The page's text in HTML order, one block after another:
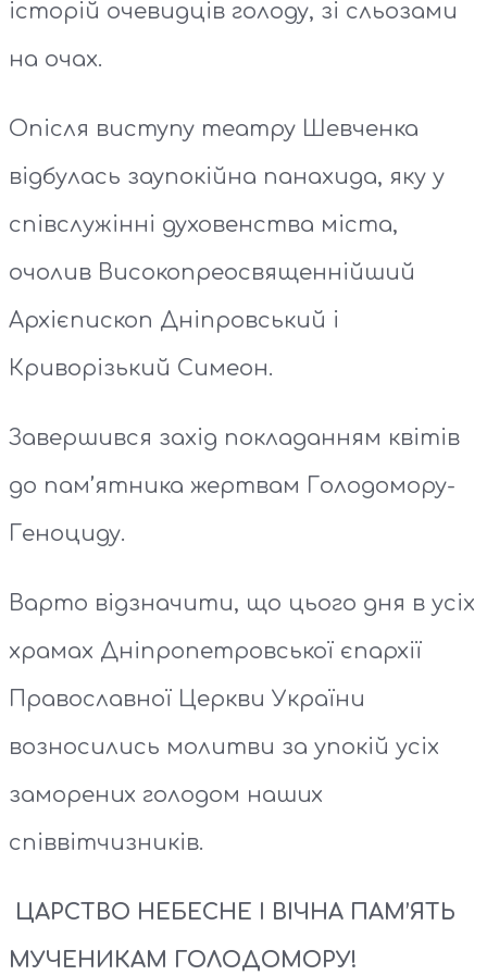
історій очевидців голоду, зі сльозами
на очах.
Опісля виступу театру Шевченка
відбулась заупокійна панахида, яку у
співслужінні духовенства міста,
очолив Високопреосвященнійший
Архієпископ Дніпровський і
Криворізький Симеон.
Завершився захід покладанням квітів
до пам’ятника жертвам Голодомору-
Геноциду.
Варто відзначити, що цього дня в усіх
храмах Дніпропетровської єпархії
Православної Церкви України
возносились молитви за упокій усіх
заморених голодом наших
співвітчизників.
ЦАРСТВО НЕБЕСНЕ І ВІЧНА ПАМ’ЯТЬ
МУЧЕНИКАМ ГОЛОДОМОРУ!